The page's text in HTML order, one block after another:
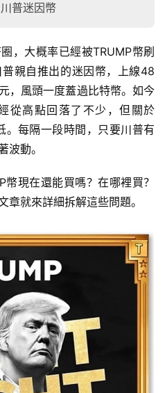
普迷因幣
，大概率已經被TRUMP幣刷
親自推出的迷因幣，上線48
，風頭一度蓋過比特幣。如今
從高點回落了不少，但關於
。每隔一段時間，只要川普有
波動。
現在還能買嗎？在哪裡買？
章就來詳細拆解這些問題。